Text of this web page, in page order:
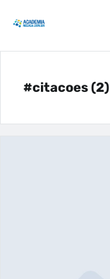
#citacoes (2)